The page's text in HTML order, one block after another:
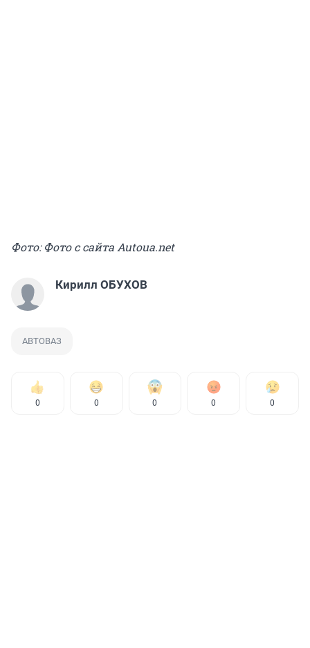
Фото: Фото с сайта Autoua.net
Кирилл ОБУХОВ
АВТОВАЗ
0 0 0 0 0